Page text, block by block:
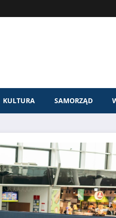
KULTURA SAMORZĄD